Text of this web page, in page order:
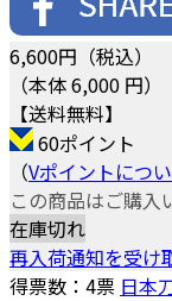
6,600円（税込）
（本体 6,000 円）
【送料無料】
60ポイント
（Vポイントにつ
この商品はご購入
在庫切れ
再入荷通知を受け
得票数： 4票 日本